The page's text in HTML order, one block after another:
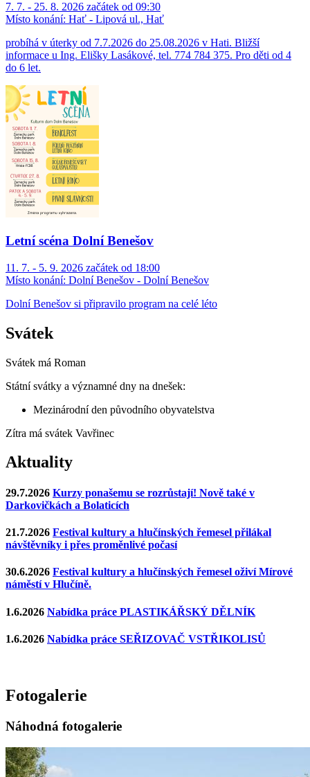
7. 7. - 25. 8. 2026 začátek od 09:30
Místo konání: Hať - Lipová ul., Hať
probíhá v úterky od 7.7.2026 do 25.08.2026 v Hati. Bližší
informace u Ing. Elišky Lasákové, tel. 774 784 375. Pro děti od 4
do 6 let.
Letní scéna Dolní Benešov
11. 7. - 5. 9. 2026 začátek od 18:00
Místo konání: Dolní Benešov - Dolní Benešov
Dolní Benešov si připravilo program na celé léto
Svátek
Svátek má Roman
Státní svátky a významné dny na dnešek:
Mezinárodní den původního obyvatelstva
Zítra má svátek Vavřinec
Aktuality
29.7.2026 Kurzy ponašemu se rozrůstají! Nově také v
Darkovičkách a Bolaticích
21.7.2026 Festival kultury a hlučínských řemesel přilákal
návštěvníky i přes proměnlivé počasí
30.6.2026 Festival kultury a hlučínských řemesel oživí Mírové
náměstí v Hlučíně.
1.6.2026 Nabídka práce PLASTIKÁŘSKÝ DĚLNÍK
1.6.2026 Nabídka práce SEŘIZOVAČ VSTŘIKOLISŮ
Fotogalerie
Náhodná fotogalerie